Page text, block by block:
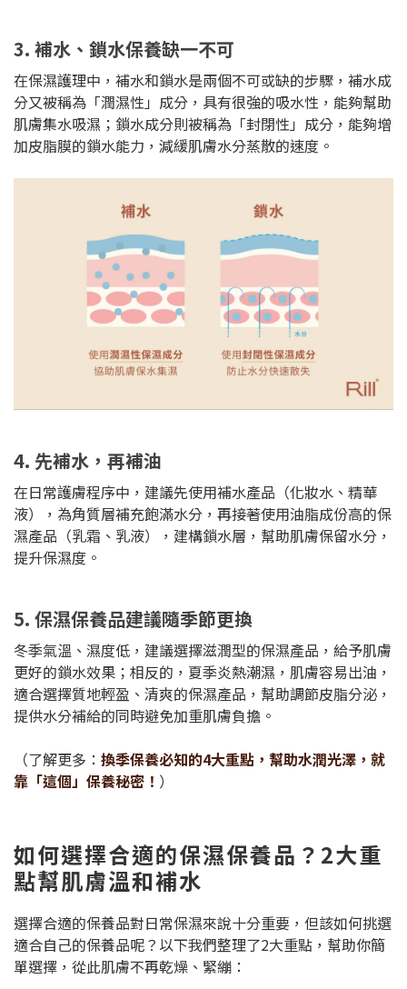
3. 補水、鎖水保養缺一不可
在保濕護理中，補水和鎖水是兩個不可或缺的步驟，補水成
分又被稱為「潤濕性」成分，具有很強的吸水性，能夠幫助
肌膚集水吸濕；鎖水成分則被稱為「封閉性」成分，能夠增
加皮脂膜的鎖水能力，減緩肌膚水分蒸散的速度。
4. 先補水，再補油
在日常護膚程序中，建議先使用補水產品（化妝水、精華
液），為角質層補充飽滿水分，再接著使用油脂成份高的保
濕產品（乳霜、乳液），建構鎖水層，幫助肌膚保留水分，
提升保濕度。
5. 保濕保養品建議隨季節更換
冬季氣溫、濕度低，建議選擇滋潤型的保濕產品，給予肌膚
更好的鎖水效果；相反的，夏季炎熱潮濕，肌膚容易出油，
適合選擇質地輕盈、清爽的保濕產品，幫助調節皮脂分泌，
提供水分補給的同時避免加重肌膚負擔。
（了解更多： 換季保養必知的4大重點，幫助水潤光澤，就
靠「這個」保養秘密！ ）
如何選擇合適的保濕保養品？2大重
點幫肌膚溫和補水
選擇合適的保養品對日常保濕來說十分重要，但該如何挑選
適合自己的保養品呢？以下我們整理了2大重點，幫助你簡
單選擇，從此肌膚不再乾燥、緊繃：